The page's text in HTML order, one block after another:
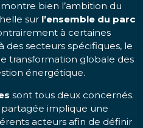
bien l’ambition du
sur l’ensemble du parc
à certaines
secteurs spécifiques, le
transformation globale des
énergétique.
sont tous deux concernés.
implique une
acteurs afin de définir